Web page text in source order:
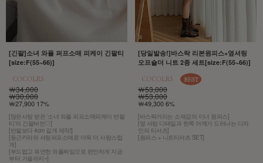
[긴팔]소녀 와플 퍼프소매 피케이 긴팔티
[size:F(55~66)]
￦34,000
￦30,000
￦27,900 17%
[많은사랑 받은 '소녀 와플 퍼프소매피케이 반팔
티'의 긴팔버전♡]
[반팔보다 4cm 길게 제작!]
[둥근카라와 셔링퍼프소매로 더욱 더 사랑스럽
게]
[부드럽고 유연한 와플짜임으로 편안하게 지금
부터 가을까지~]
[당일발송!]바스락 리본원피스+옆셔링
오프숄더 니트 2종 세트[size:F(55~66)]
￦53,000
￦53,000
￦49,300 6%
[바스락거리는 소재감의 이너 원피스]
[옆 셔링 디테일과 한쪽 어깨가 드러나는 디자
인의 티셔츠]
[원피스 + 니트티셔츠 SET]